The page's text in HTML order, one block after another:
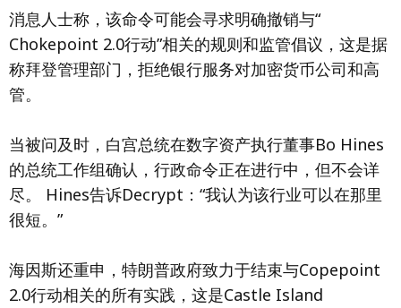
消息人士称，该命令可能会寻求明确撤销与“
Chokepoint 2.0行动”相关的规则和监管倡议，这是据
称拜登管理部门，拒绝银行服务对加密货币公司和高
管。
当被问及时，白宫总统在数字资产执行董事Bo Hines
的总统工作组确认，行政命令正在进行中，但不会详
尽。 Hines告诉Decrypt：“我认为该行业可以在那里
很短。”
海因斯还重申，特朗普政府致力于结束与Copepoint
2.0行动相关的所有实践，这是Castle Island